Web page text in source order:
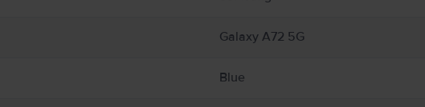
Galaxy A72 5G
Blue